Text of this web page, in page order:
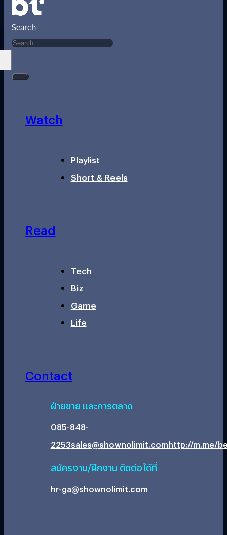
Search
Watch
Playlist
Short & Reels
Read
Tech
Biz
Game
Life
Contact
ฝ่ายขาย และการตลาด
085-848-
2253sales@shownolimit.comhttp://m.me/
สมัครงาน/ฝึกงาน ติดต่อได้ที่
hr-ga@shownolimit.com